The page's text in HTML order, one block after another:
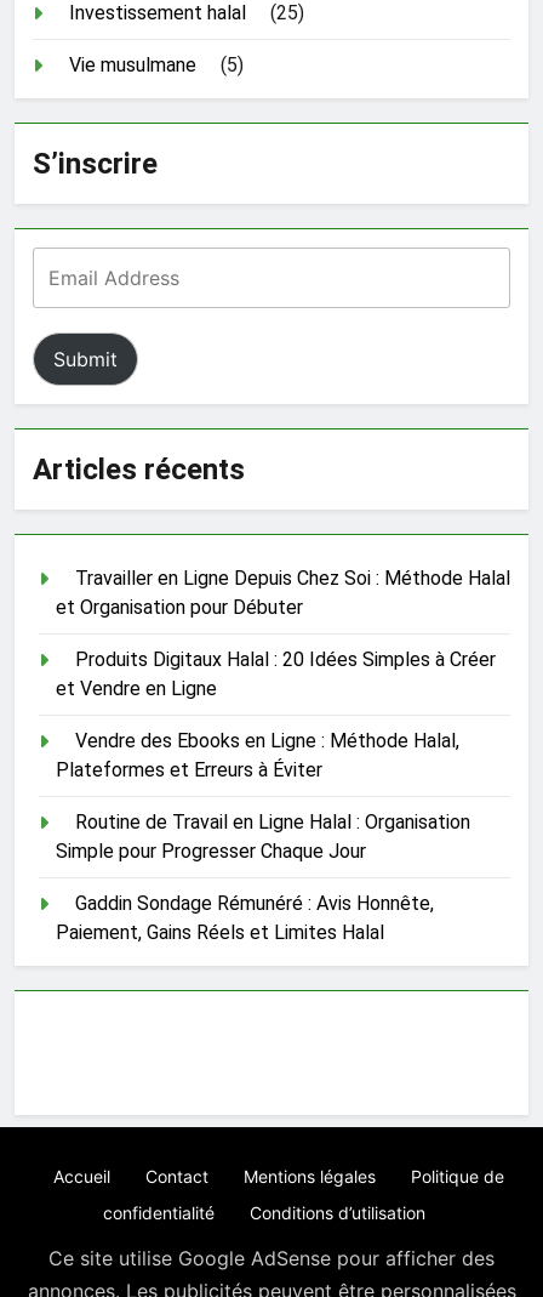
Investissement halal (25)
Vie musulmane (5)
S’inscrire
Submit
Articles récents
Travailler en Ligne Depuis Chez Soi : Méthode Halal
et Organisation pour Débuter
Produits Digitaux Halal : 20 Idées Simples à Créer
et Vendre en Ligne
Vendre des Ebooks en Ligne : Méthode Halal,
Plateformes et Erreurs à Éviter
Routine de Travail en Ligne Halal : Organisation
Simple pour Progresser Chaque Jour
Gaddin Sondage Rémunéré : Avis Honnête,
Paiement, Gains Réels et Limites Halal
Accueil Contact Mentions légales
Politique de
confidentialité
Conditions d’utilisation
Ce site utilise Google AdSense pour afficher des
annonces. Les publicités peuvent être personnalisées